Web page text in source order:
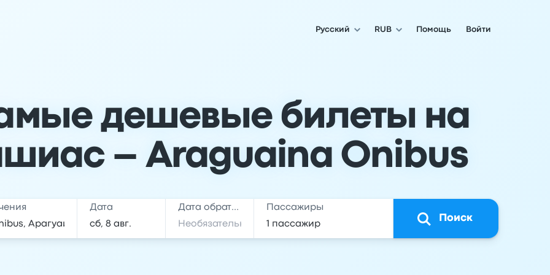
Русский RUB Помощь Войти
дешевые билеты на
– Araguaina Onibus
Дата Дата обратной поездки Пассажиры
Поиск